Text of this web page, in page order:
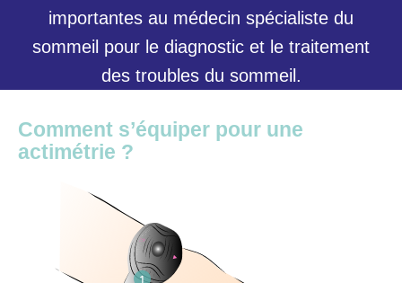
importantes au médecin spécialiste du
sommeil pour le diagnostic et le traitement
des troubles du sommeil.
Comment s’équiper pour une
actimétrie ?